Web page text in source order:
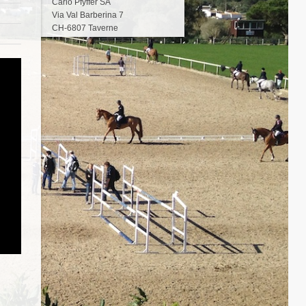
Carlo Pfyffer SA
Via Val Barberina 7
CH-6807 Taverne